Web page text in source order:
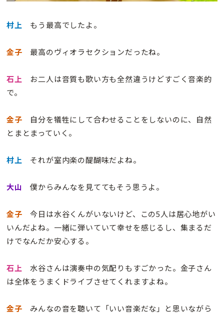
村上 もう最高でしたよ。
金子 最高のヴィオラセクションだったね。
石上
お二人は音質も歌い方も全然違うけどすごく音楽的
で。
金子 自分を犠牲にして合わせることをしないのに、自然
とまとまっていく。
村上 それが室内楽の醍醐味だよね。
大山 僕からみんなを見ててもそう思うよ。
金子今日は水谷くんがいないけど、この5人は居心地がい
いんだよね。一緒に弾いていて幸せを感じるし、集まるだ
けでなんだか安心する。
石上
水谷さんは演奏中の気配りもすごかった。金子さん
は全体をうまくドライブさせてくれますよね。
金子 みんなの音を聴いて「いい音楽だな」と思いながら